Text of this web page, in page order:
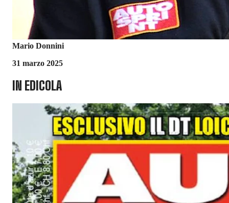
Mario Donnini
31 marzo 2025
IN EDICOLA